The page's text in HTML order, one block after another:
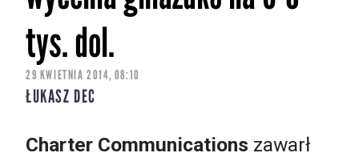
tys. dol.
29 KWIETNIA 2014, 08:10
ŁUKASZ DEC
Charter Communications zawarł